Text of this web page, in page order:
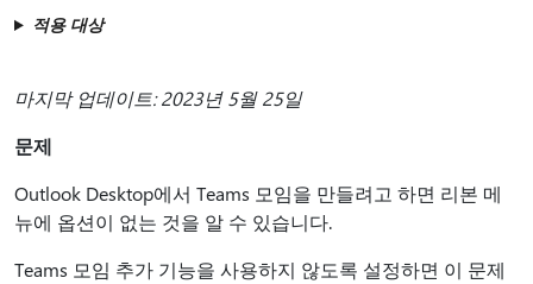
적용 대상
마지막 업데이트: 2023년 5월 25일
문제
Outlook Desktop에서 Teams 모임을 만들려고 하면 리본 메
뉴에 옵션이 없는 것을 알 수 있습니다.
Teams 모임 추가 기능을 사용하지 않도록 설정하면 이 문제